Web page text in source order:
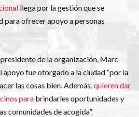
llega por la gestión que se
para ofrecer apoyo a personas
de la organización, Marc
apoyo fue otorgado a la ciudad “por la
las cosas bien. Además,quieren dar
para brindarles oportunidades y
comunidades de acogida”.